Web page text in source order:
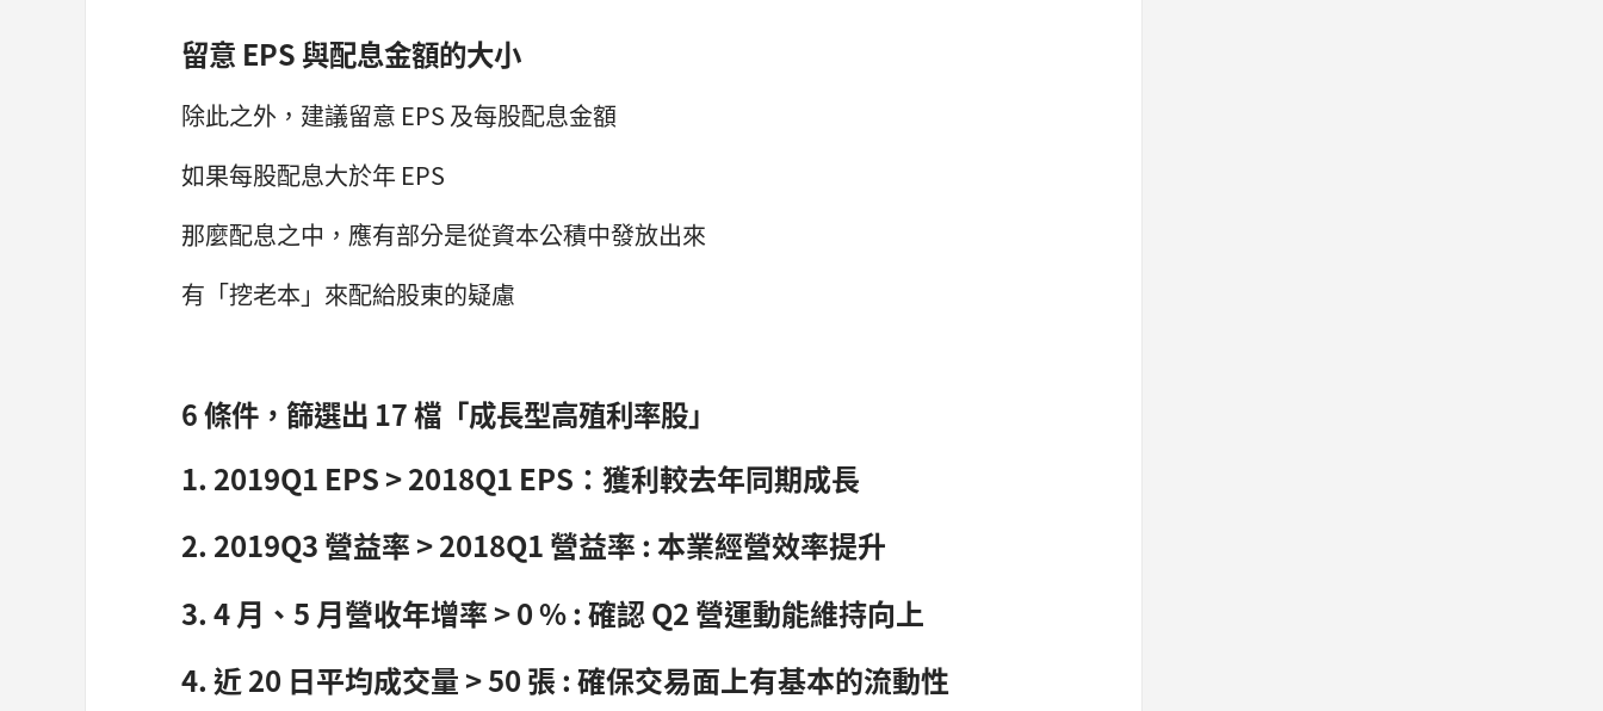
留意 EPS 與配息金額的大小
除此之外，建議留意 EPS 及每股配息金額
如果每股配息大於年 EPS
那麼配息之中，應有部分是從資本公積中發放出來
有「挖老本」來配給股東的疑慮
6 條件，篩選出 17 檔「成長型高殖利率股」
1. 2019Q1 EPS > 2018Q1 EPS：獲利較去年同期成長
2. 2019Q3 營益率 > 2018Q1 營益率 : 本業經營效率提升
3. 4 月、5 月營收年增率 > 0 % : 確認 Q2 營運動能維持向上
4. 近 20 日平均成交量 > 50 張 : 確保交易面上有基本的流動性